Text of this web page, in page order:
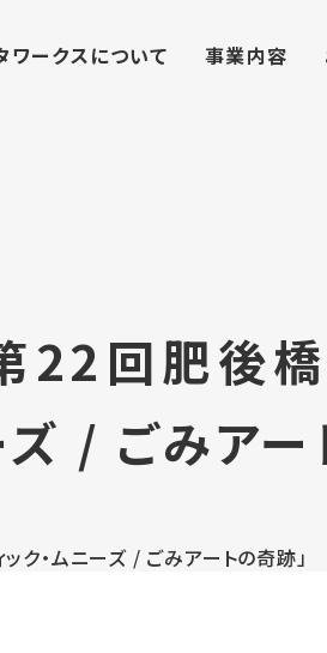
ワークスについて 事業内容
第22回肥
ズ / ごみア